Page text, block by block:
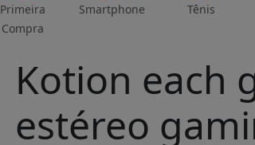
Primeira
Compra
Smartphone Tênis
Kotion each
estéreo